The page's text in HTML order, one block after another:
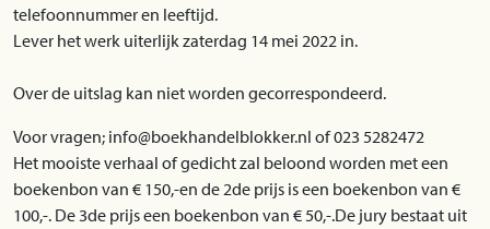
telefoonnummer en leeftijd.
Lever het werk uiterlijk zaterdag 14 mei 2022 in.
Over de uitslag kan niet worden gecorrespondeerd.
Voor vragen; info@boekhandelblokker.nl of 023 5282472
Het mooiste verhaal of gedicht zal beloond worden met een
boekenbon van € 150,-en de 2de prijs is een boekenbon van €
100,-. De 3de prijs een boekenbon van € 50,-.De jury bestaat uit